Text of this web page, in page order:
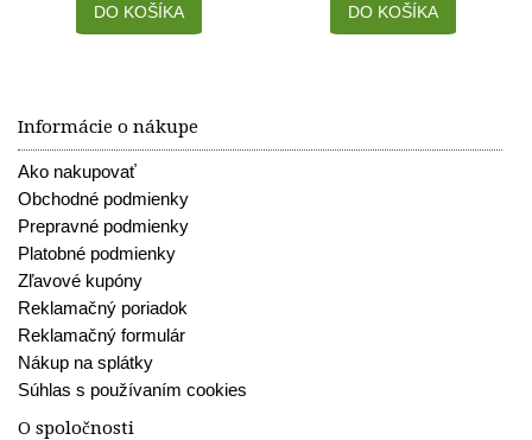
DO KOŠÍKA DO KOŠÍKA
Informácie o nákupe
Ako nakupovať
Obchodné podmienky
Prepravné podmienky
Platobné podmienky
Zľavové kupóny
Reklamačný poriadok
Reklamačný formulár
Nákup na splátky
Súhlas s používaním cookies
O spoločnosti